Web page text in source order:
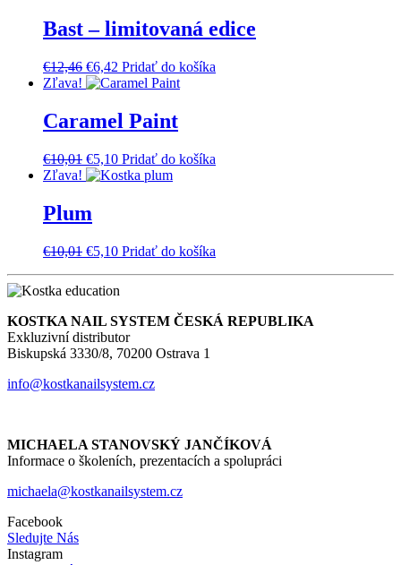
€10,01. €5,10.
Bast – limitovaná edice
€12,46 Pôvodná
cena
€12,46.
€6,42 Aktuálna
cena
€6,42.
Pridať do košíka
Zľava!
Caramel Paint
€10,01 Pôvodná
cena
€5,10Aktuálna
cena
Pridať do košíka
Zľava!
Plum
€10,01 Pôvodná
bola:
€10,01.
€5,10Aktuálna
€5,10.
Pridať do košíka
KOSTKA NAIL SYSTEM ČESKÁ REPUBLIKA
Exkluzivní distributor
Biskupská 3330/8, 70200 Ostrava 1
info@kostkanailsystem.cz
MICHAELA STANOVSKÝ JANČÍKOVÁ
Informace o školeních, prezentacích a spolupráci
michaela@kostkanailsystem.cz
Facebook
Sledujte Nás
Instagram